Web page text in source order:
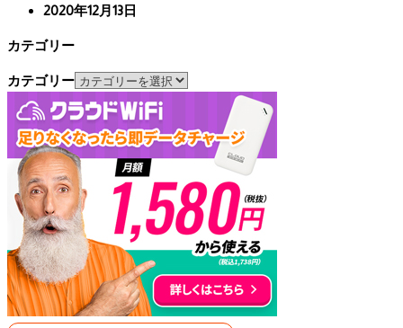
2020年12月13日
カテゴリー
カテゴリー